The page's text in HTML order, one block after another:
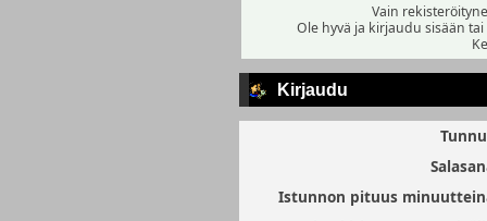
Vain
Ole hyvä ja kirjaudu sisään tai
Kirjaudu
Istunnon pituus